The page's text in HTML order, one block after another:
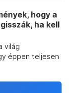
hogy a
ha kell
világ
éppen teljesen